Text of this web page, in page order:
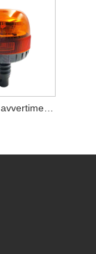
Segnale di avvertimento a LED